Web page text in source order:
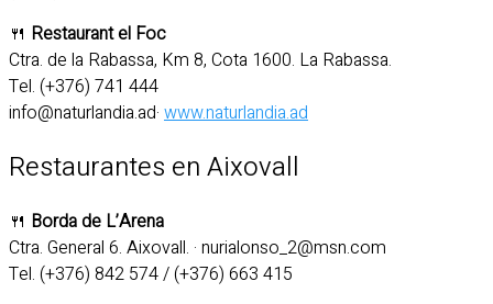
🍴 Restaurant el Foc
Ctra. de la Rabassa, Km 8, Cota 1600. La Rabassa.
Tel. (+376) 741 444
info@naturlandia.ad· www.naturlandia.ad
Restaurantes en Aixovall
🍴 Borda de L’Arena
Ctra. General 6. Aixovall. · nurialonso_2@msn.com
Tel. (+376) 842 574 / (+376) 663 415